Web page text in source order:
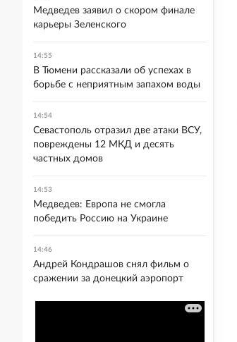
Медведев заявил о скором финале
карьеры Зеленского
14:55
В Тюмени рассказали об успехах в
борьбе с неприятным запахом воды
14:54
Севастополь отразил две атаки ВСУ,
повреждены 12 МКД и десять
частных домов
14:53
Медведев: Европа не смогла
победить Россию на Украине
14:46
Андрей Кондрашов снял фильм о
сражении за донецкий аэропорт